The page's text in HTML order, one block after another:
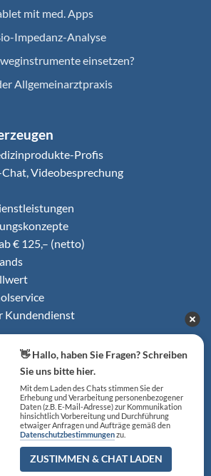
mit med. Apps
Impedanz-Analyse
einsetzen?
Allgemeinarztpraxis
Profis
Videobesprechung
€ 125,– (netto)
Kundendienst
QM-System
13485
👋 Hallo, haben Sie Fragen? Schreiben
Sie uns bitte hier.
Mit dem Laden des Chats stimmen Sie der
Erhebung und Verarbeitung personenbezogener
Daten (z.B. E-Mail-Adresse) zur Kommunikation
hinsichtlich Vorbereitung und Durchführung
etwaiger Anfragen und Aufträge gemäß den
Datenschutzbestimmungenzu.
ZUSTIMMEN & CHAT LADEN